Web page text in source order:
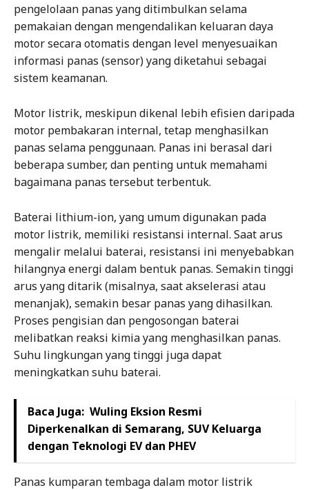
pengelolaan panas yang ditimbulkan selama
pemakaian dengan mengendalikan keluaran daya
motor secara otomatis dengan level menyesuaikan
informasi panas (sensor) yang diketahui sebagai
sistem keamanan.
Motor listrik, meskipun dikenal lebih efisien daripada
motor pembakaran internal, tetap menghasilkan
panas selama penggunaan. Panas ini berasal dari
beberapa sumber, dan penting untuk memahami
bagaimana panas tersebut terbentuk.
Baterai lithium-ion, yang umum digunakan pada
motor listrik, memiliki resistansi internal. Saat arus
mengalir melalui baterai, resistansi ini menyebabkan
hilangnya energi dalam bentuk panas. Semakin tinggi
arus yang ditarik (misalnya, saat akselerasi atau
menanjak), semakin besar panas yang dihasilkan.
Proses pengisian dan pengosongan baterai
melibatkan reaksi kimia yang menghasilkan panas.
Suhu lingkungan yang tinggi juga dapat
meningkatkan suhu baterai.
Baca Juga: Wuling Eksion Resmi
Diperkenalkan di Semarang, SUV Keluarga
dengan Teknologi EV dan PHEV
Panas kumparan tembaga dalam motor listrik